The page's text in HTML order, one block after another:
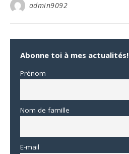
admin9092
Abonne toi à mes actualités!
Prénom
Nom de famille
E-mail